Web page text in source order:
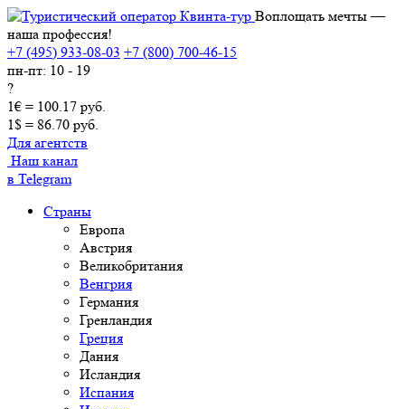
Воплощать мечты —
наша профессия!
+7 (495) 933-08-03 +7 (800) 700-46-15
пн-пт: 10 - 19
?
1€ = 100.17 руб.
1$ = 86.70 руб.
Для агентств
Наш канал
в Telegram
Страны
Европа
Австрия
Великобритания
Венгрия
Германия
Гренландия
Греция
Дания
Исландия
Испания